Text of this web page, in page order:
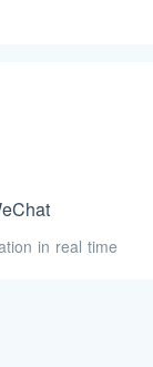
in real time